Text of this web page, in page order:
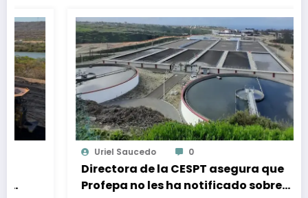
Uriel Saucedo 0
Directora de la CESPT asegura que
Profepa no les ha notificado sobre